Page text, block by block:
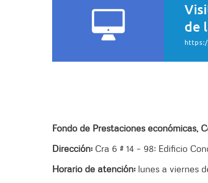
de
Fondo de Prestaciones económicas,
Dirección: Cra 6 # 14 – 98; Edificio
Horario de atención: lunes a viernes